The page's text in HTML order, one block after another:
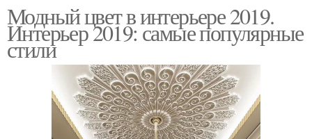
Модный цвет в интерьере 2019.
Интерьер 2019: самые популярные
стили